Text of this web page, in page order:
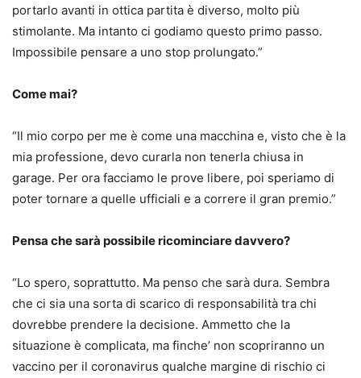
portarlo avanti in ottica partita è diverso, molto più
stimolante. Ma intanto ci godiamo questo primo passo.
Impossibile pensare a uno stop prolungato.”
Come mai?
“Il mio corpo per me è come una macchina e, visto che è la
mia professione, devo curarla non tenerla chiusa in
garage. Per ora facciamo le prove libere, poi speriamo di
poter tornare a quelle ufficiali e a correre il gran premio.”
Pensa che sarà possibile ricominciare davvero?
“Lo spero, soprattutto. Ma penso che sarà dura. Sembra
che ci sia una sorta di scarico di responsabilità tra chi
dovrebbe prendere la decisione. Ammetto che la
situazione è complicata, ma finche’ non scopriranno un
vaccino per il coronavirus qualche margine di rischio ci